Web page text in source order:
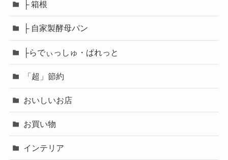
├ 箱根
├ 自家製酵母パン
├らでぃっしゅ・ぱれっと
「超」節約
おいしいお店
お買い物
インテリア